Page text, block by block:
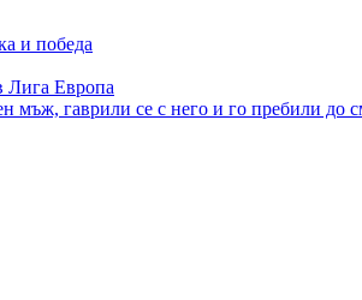
и победа
Европа
мъж, гаврили се с него и го пребили до